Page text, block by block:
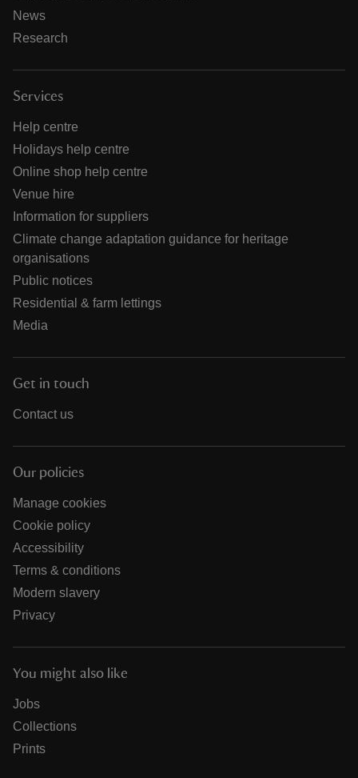
News
Research
Services
Help centre
Holidays help centre
Online shop help centre
Venue hire
Information for suppliers
Climate change adaptation guidance for heritage
organisations
Public notices
Residential & farm lettings
Media
Get in touch
Contact us
Our policies
Manage cookies
Cookie policy
Accessibility
Terms & conditions
Modern slavery
Privacy
You might also like
Jobs
Collections
Prints